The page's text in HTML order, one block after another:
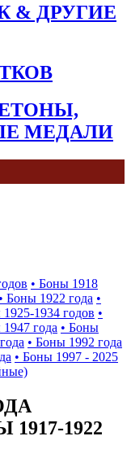
& ДРУГИЕ
МЕДАЛИ
• Боны 1918
• Боны 1922 года •
1934 годов •
года • Боны
• Боны 1992 года
• Боны 1997 - 2025
1922